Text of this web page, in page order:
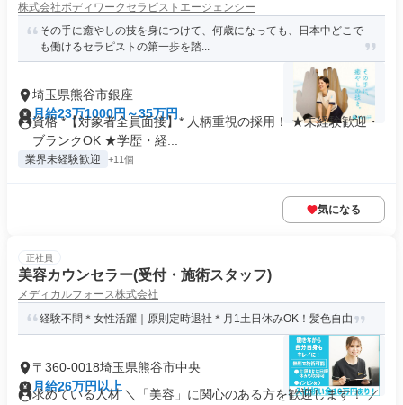
株式会社ボディワークセラピストエージェンシー
その手に癒やしの技を身につけて、何歳になっても、日本中どこで
も働けるセラピストの第一歩を踏...
埼玉県熊谷市銀座
月給23万1000円～35万円
資格 *【対象者全員面接】* 人柄重視の採用！ ★未経験歓迎・
ブランクOK ★学歴・経...
業界未経験歓迎 +11個
気になる
正社員
美容カウンセラー(受付・施術スタッフ)
メディカルフォース株式会社
経験不問＊女性活躍｜原則定時退社＊月1土日休みOK！髪色自由
〒360-0018埼玉県熊谷市中央
月給26万円以上
求めている人材 ＼「美容」に関心のある方を歓迎します！ ／